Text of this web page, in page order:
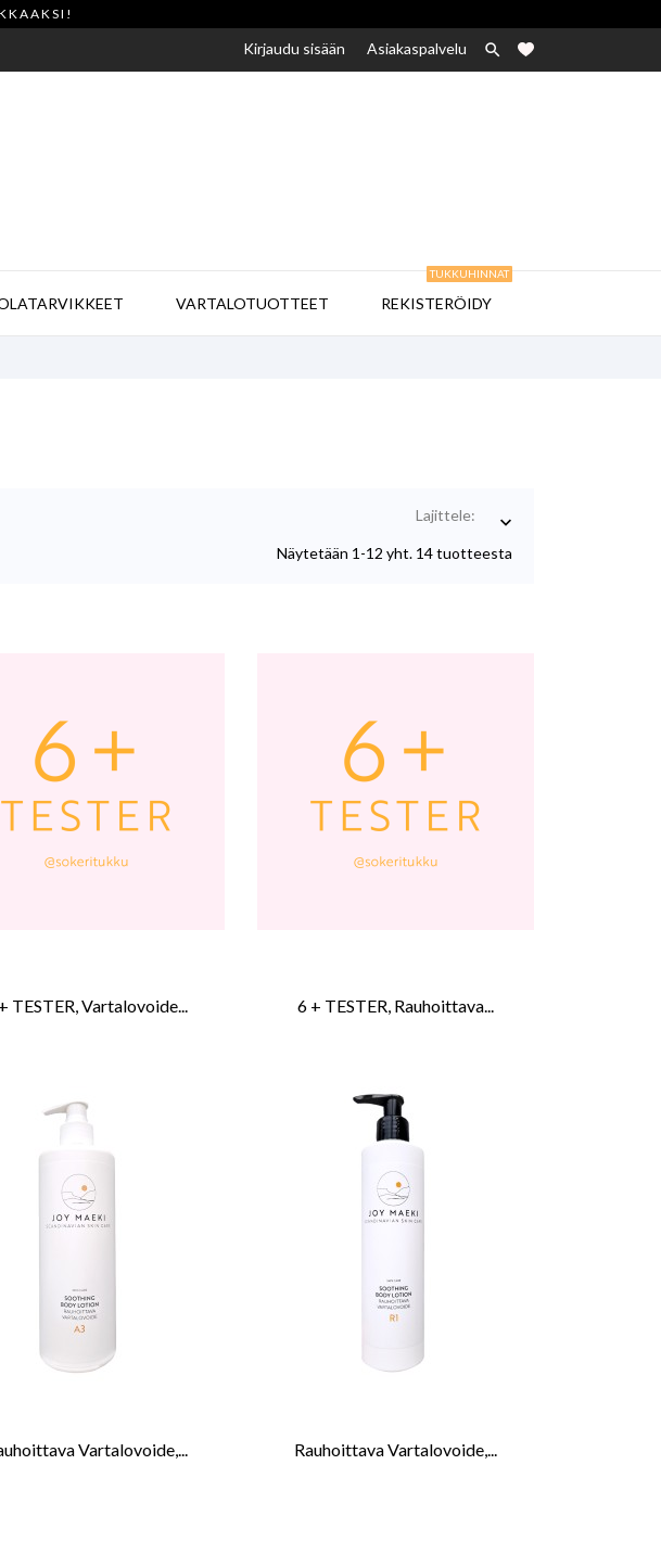
Kirjaudu sisään Asiakaspalvelu 
VARTALOTUOTTEET REKISTERÖIDY
TUKKUHINNAT
Lajittele: 
Näytetään 1-12 yht. 14 tuotteesta
TESTER, Vartalovoide... 6 + TESTER, Rauhoittava...
Vartalovoide,... Rauhoittava Vartalovoide,...